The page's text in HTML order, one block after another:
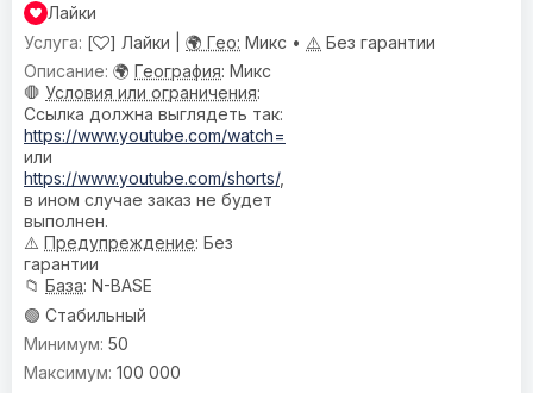
Лайки
[
] Лайки | 🌍 Гео: Микс • ⚠️ Без гарантии
🌍 География: Микс
🛑 Условия или ограничения:
Ссылка должна выглядеть так:
https://www.youtube.com/watch=
или
https://www.youtube.com/shorts/,
в ином случае заказ не будет
выполнен.
⚠️ Предупреждениe: Без
гарантии
📁 База: N-BASE
🟢 Стабильный
50
100 000